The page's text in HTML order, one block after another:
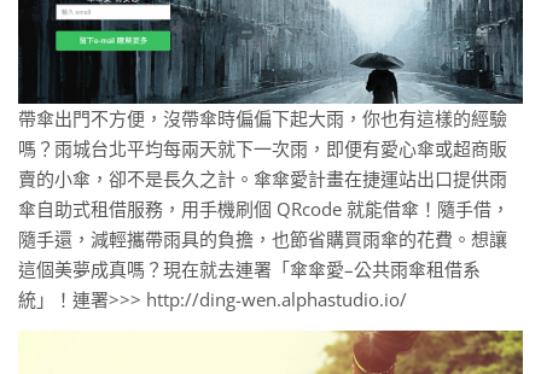
帶傘出門不方便，沒帶傘時偏偏下起大雨，你也有這樣的經驗
嗎？雨城台北平均每兩天就下一次雨，即便有愛心傘或超商販
賣的小傘，卻不是長久之計。傘傘愛計畫在捷運站出口提供雨
傘自助式租借服務，用手機刷個 QRcode 就能借傘！隨手借，
隨手還，減輕攜帶雨具的負擔，也節省購買雨傘的花費。想讓
這個美夢成真嗎？現在就去連署「傘傘愛–公共雨傘租借系
統」！連署>>> http://ding-wen.alphastudio.io/